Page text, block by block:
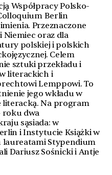
Współpracy Polsko-
Berlin
Przeznaczone
Niemiec oraz dla
polskiej i polskich
Celem
sztuki przekładu i
literackich i
Lemppowi. To
jego wkładu w
Na program
roku dwa
sąsiada: w
i Instytucie Książki w
laureatami Stypendium
Dariusz Sośnicki i Antje